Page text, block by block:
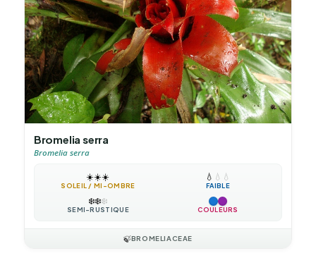
Bromelia serra
Bromelia serra
☀️☀️☀️
SOLEIL / MI-OMBRE
💧 💧 💧
FAIBLE
❄️❄️❄️
SEMI-RUSTIQUE COULEURS
🍃BROMELIACEAE